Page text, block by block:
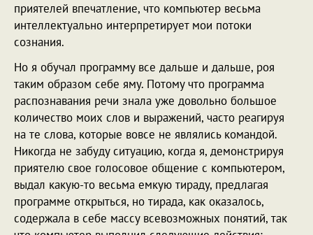
приятелей впечатление, что компьютер весьма
интеллектуально интерпретирует мои потоки
сознания.
Но я обучал программу все дальше и дальше, роя
таким образом себе яму. Потому что программа
распознавания речи знала уже довольно большое
количество моих слов и выражений, часто реагируя
на те слова, которые вовсе не являлись командой.
Никогда не забуду ситуацию, когда я, демонстрируя
приятелю свое голосовое общение с компьютером,
выдал какую-то весьма емкую тираду, предлагая
программе открыться, но тирада, как оказалось,
содержала в себе массу всевозможных понятий, так